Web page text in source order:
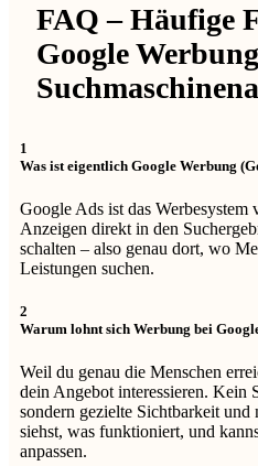
FAQ – Häufige
Google
1
Was ist eigentlich Google Werbung
Google Ads ist das
Anzeigen direkt in den
schalten – also genau dort, wo
Leistungen suchen.
2
Warum lohnt sich Werbung bei
Weil du genau die Menschen
dein Angebot interessieren. Kein
sondern gezielte Sichtbarkeit und
siehst, was funktioniert, und
anpassen.